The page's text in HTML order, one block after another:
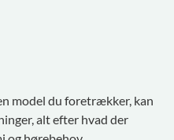
model du foretrækker, kan
alt efter hvad der